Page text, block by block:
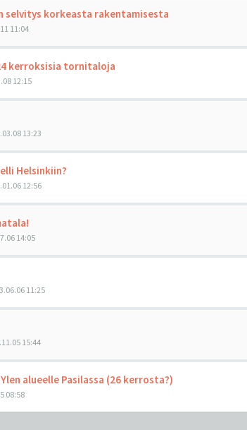
selvitys korkeasta rakentamisesta
11:04
kerroksisia tornitaloja
12:15
13:23
Helsinkiin?
12:56
14:05
11:25
15:44
alueelle Pasilassa (26 kerrosta?)
08:58